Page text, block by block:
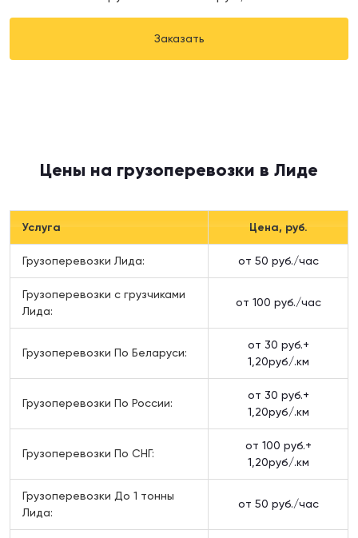
Заказать
Цены на грузоперевозки в Лиде
Услуга Цена, руб.
Грузоперевозки Лида: от 50 руб./час
Грузоперевозки c грузчиками
Лида:
от 100 руб./час
Грузоперевозки По Беларуси:
от 30 руб.+
1,20руб/.км
Грузоперевозки По России:
от 30 руб.+
1,20руб/.км
Грузоперевозки По СНГ:
от 100 руб.+
1,20руб/.км
Грузоперевозки До 1 тонны
Лида:
от 50 руб./час